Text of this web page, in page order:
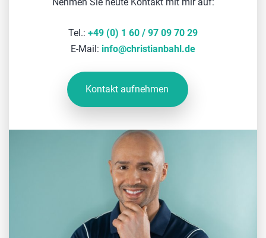
Nehmen Sie heute Kontakt mit mir auf:
Tel.: +49 (0) 1 60 / 97 09 70 29
E-Mail: info@christianbahl.de
Kontakt aufnehmen